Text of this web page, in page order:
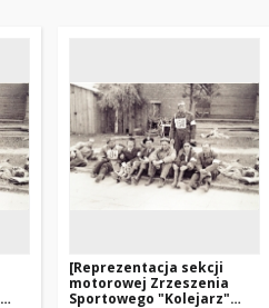
[Reprezentacja sekcji
motorowej Zrzeszenia
Sportowego "Kolejarz"